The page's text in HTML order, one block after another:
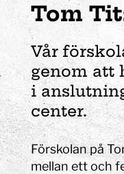
Tom
Vår
genom att
i
center.
Förskolan på
mellan ett och